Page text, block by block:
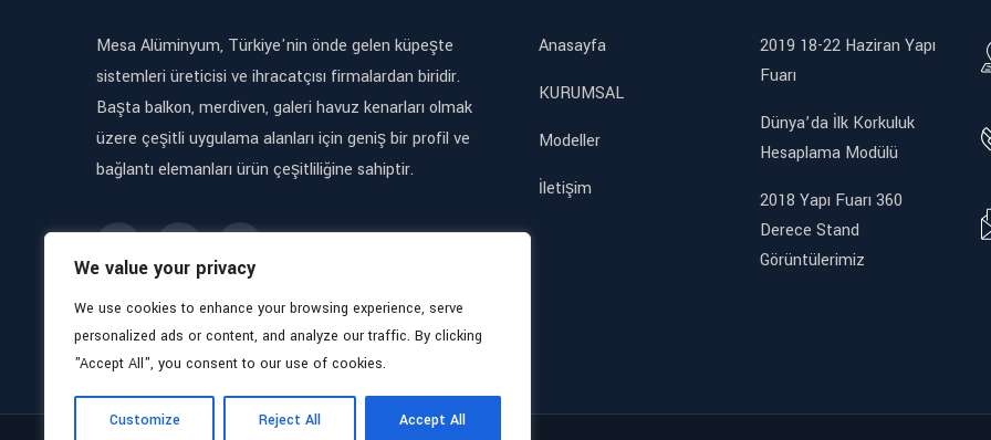
We value your privacy
We use cookies to enhance your browsing experience, serve
personalized ads or content, and analyze our traffic. By clicking
"Accept All", you consent to our use of cookies.
Customize Reject All Accept All
Mesa Alüminyum, Türkiye'nin önde gelen küpeşte
sistemleri üreticisi ve ihracatçısı firmalardan biridir.
Başta balkon, merdiven, galeri havuz kenarları olmak
üzere çeşitli uygulama alanları için geniş bir profil ve
bağlantı elemanları ürün çeşitliliğine sahiptir.
Anasayfa
KURUMSAL
Modeller
İletişim
2019 18-22 Haziran Yapı
Fuarı
Dünya’da İlk Korkuluk
Hesaplama Modülü
2018 Yapı Fuarı 360
Derece Stand
Görüntülerimiz